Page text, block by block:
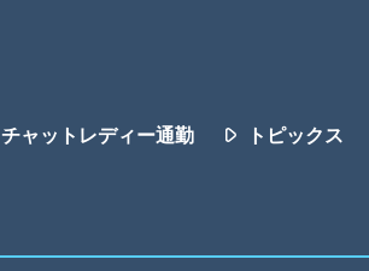
チャットレディー通勤 トピックス